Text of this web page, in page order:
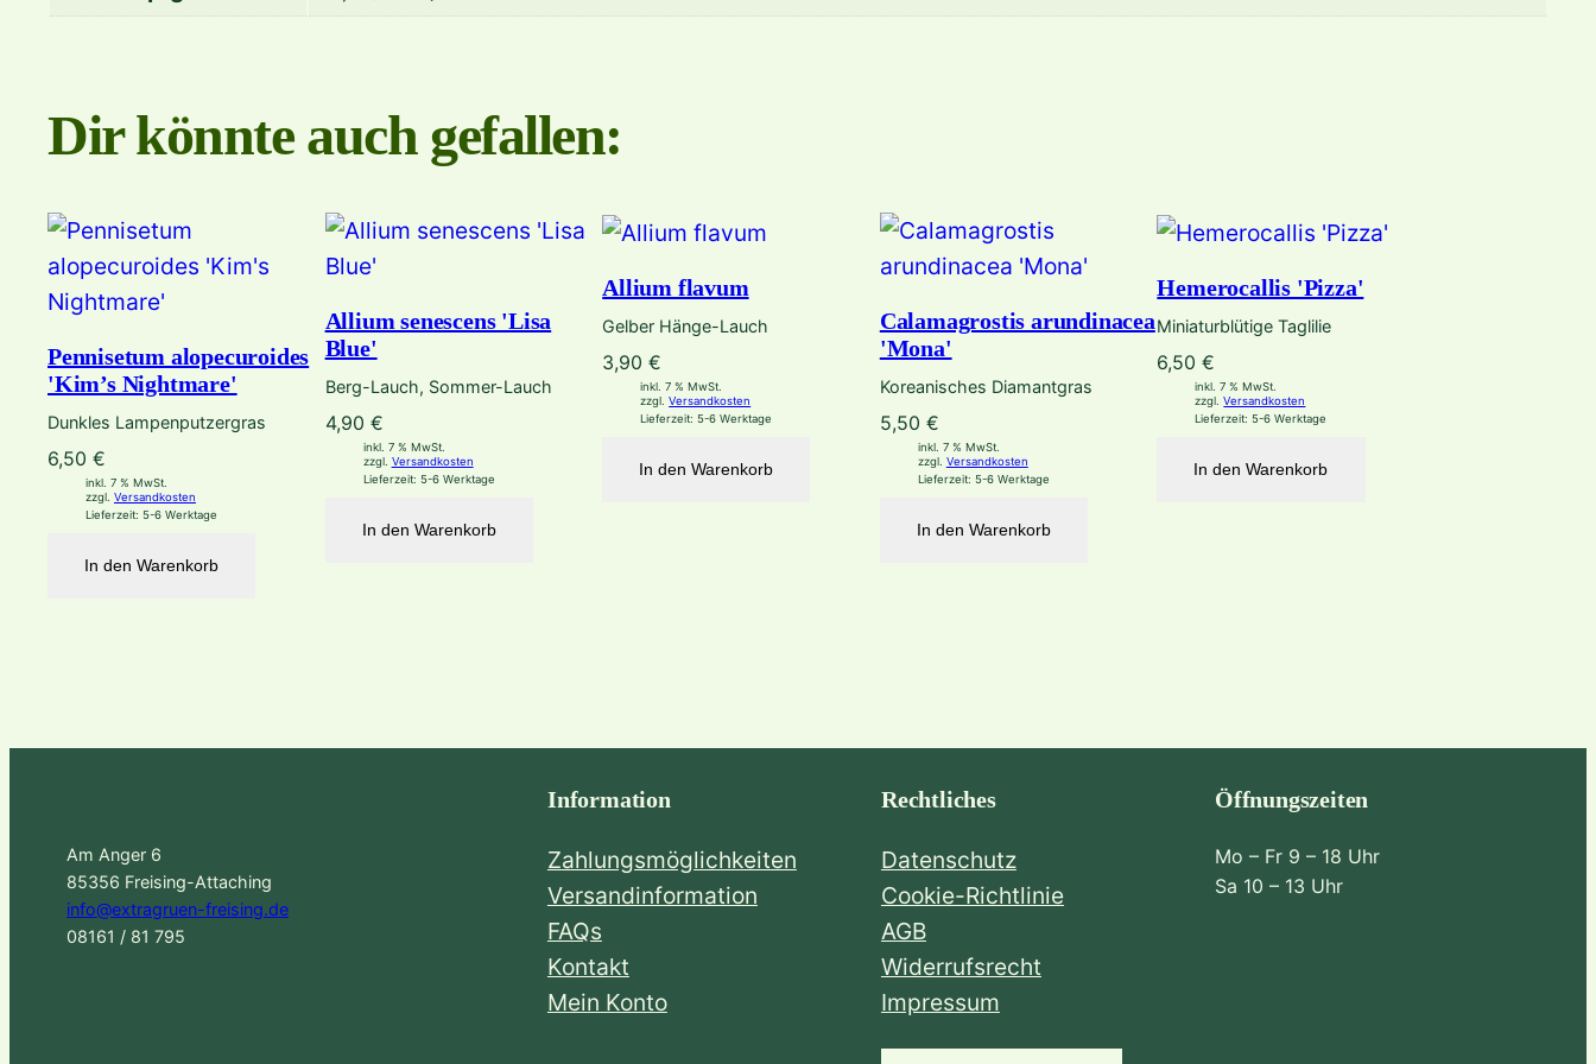
n
l
a
)
M
e
g
Dir könnte auch gefallen:
Pennisetum alopecuroides
'Kim’s Nightmare'
Dunkles Lampenputzergras
6,50 €
inkl. 7 % MwSt.
zzgl. Versandkosten
Lieferzeit: 5-6 Werktage
In den Warenkorb
Allium senescens 'Lisa
Blue'
Berg-Lauch, Sommer-Lauch
4,90 €
inkl. 7 % MwSt.
zzgl. Versandkosten
Lieferzeit: 5-6 Werktage
In den Warenkorb
Allium flavum
Gelber Hänge-Lauch
3,90€
inkl. 7 % MwSt.
zzgl.Versandkosten
Lieferzeit:5-6 Werktage
In den Warenkorb
Calamagrostis arundinacea
'Mona'
Koreanisches Diamantgras
5,50 €
inkl. 7 % MwSt.
zzgl. Versandkosten
Lieferzeit: 5-6 Werktage
In den Warenkorb
Hemerocallis 'Pizza'
Miniaturblütige Taglilie
6,50€
inkl. 7 % MwSt.
zzgl.Versandkosten
Lieferzeit:5-6 Werktage
In den Warenkorb
Am Anger 6
85356 Freising-Attaching
info@extragruen-freising.de
08161 / 81 795
Information
Zahlungsmöglichkeiten
Versandinformation
FAQs
Kontakt
Mein Konto
Rechtliches
Datenschutz
Cookie-Richtlinie
AGB
Widerrufsrecht
Impressum
Öffnungszeiten
Mo – Fr 9 – 18 Uhr
Sa 10 – 13 Uhr